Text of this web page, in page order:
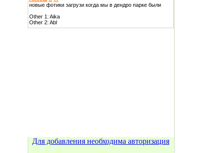
Для добавления необходима авторизация